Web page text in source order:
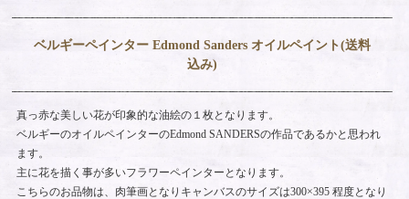
ベルギーペインター Edmond Sanders オイルペイント(送料
込み)
真っ赤な美しい花が印象的な油絵の１枚となります。
ベルギーのオイルペインターのEdmond SANDERSの作品であるかと思われ
ます。
主に花を描く事が多いフラワーペインターとなります。
こちらのお品物は、肉筆画となりキャンバスのサイズは300×395 程度となり